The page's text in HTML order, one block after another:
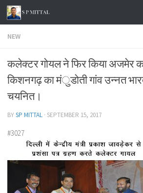
Skip to content
NEW
कलेक्टर गोयल ने फिर किया अजमेर
किशनगढ़ का मंुडोती गांव उन्नत
चयनित।
BYSP MITTAL · SEPTEMBER 15, 2017
#3027